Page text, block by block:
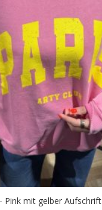
Pink mit gelber Aufschrift